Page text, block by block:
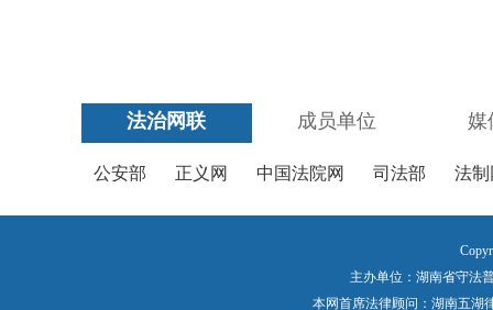
法治网联 成员单位 媒
公安部 正义网 中国法院网 司法部 法制
主办单位：湖南省守法
本网首席法律顾问：湖南五湖